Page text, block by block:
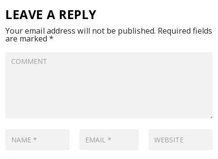
LEAVE A REPLY
Your email address will not be published. Required fields
are marked*